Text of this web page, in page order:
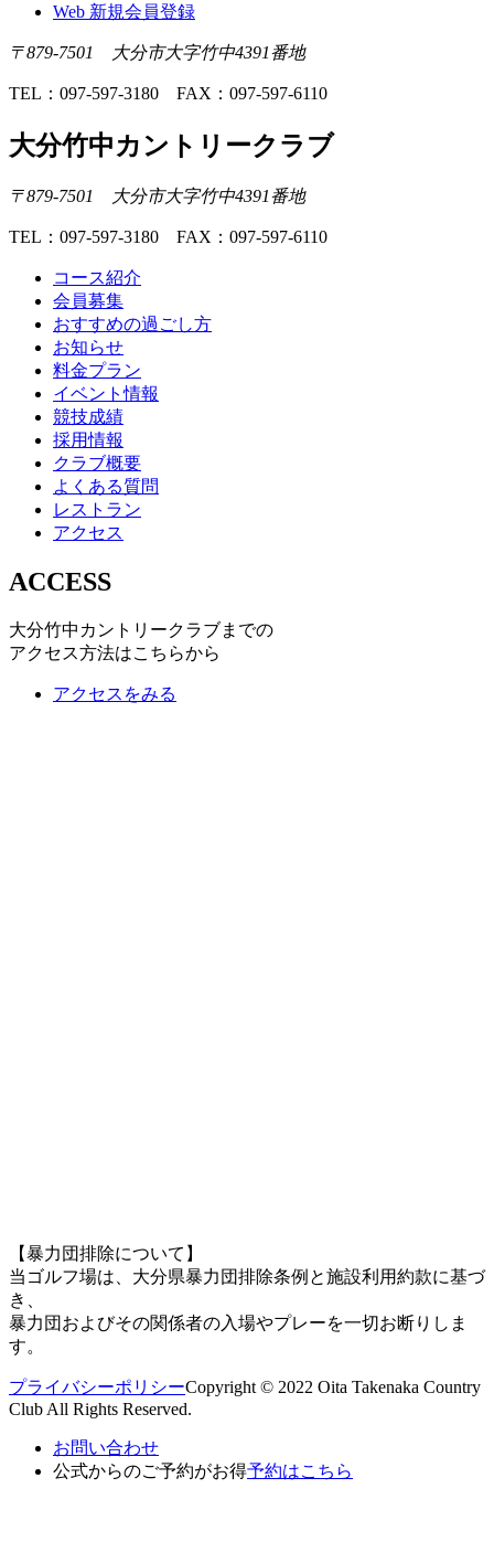
Web 新規会員登録
〒879-7501 大分市大字竹中4391番地
TEL：097-597-3180 FAX：097-597-6110
大分竹中カントリークラブ
〒879-7501 大分市大字竹中4391番地
TEL：097-597-3180 FAX：097-597-6110
コース紹介
会員募集
おすすめの過ごし方
お知らせ
料金プラン
イベント情報
競技成績
採用情報
クラブ概要
よくある質問
レストラン
アクセス
ACCESS
大分竹中カントリークラブまでの
アクセス方法はこちらから
アクセスをみる
【暴力団排除について】
当ゴルフ場は、大分県暴力団排除条例と施設利用約款に基づ
き、
暴力団およびその関係者の入場やプレーを一切お断りしま
す。
プライバシーポリシーCopyright © 2022 Oita Takenaka Country
Club All Rights Reserved.
お問い合わせ
公式からのご予約がお得予約はこちら